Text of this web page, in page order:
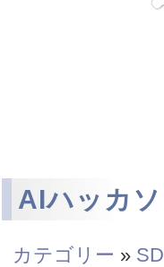
AIハッカ
カテゴリー »